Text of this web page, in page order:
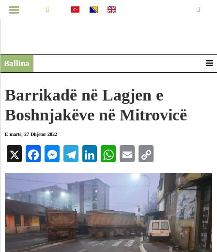
Infografikë
Ballina
Barrikadë në Lagjen e
Boshnjakëve në Mitrovicë
E martë, 27 Dhjetor 2022
Facebook Messenger Telegram LinkedIn